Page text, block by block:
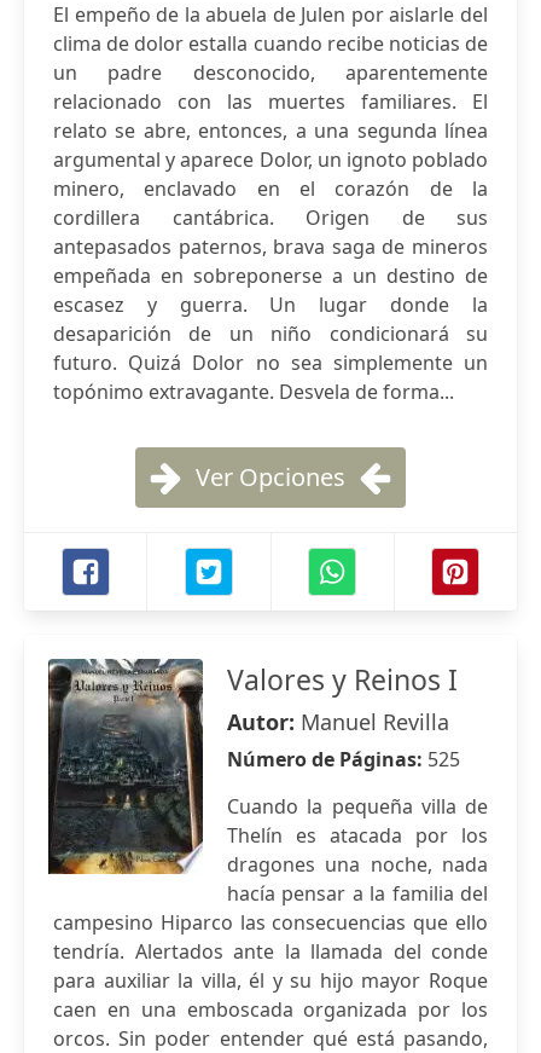
El empeño de la abuela de Julen por aislarle del
clima de dolor estalla cuando recibe noticias de
un padre desconocido, aparentemente
relacionado con las muertes familiares. El
relato se abre, entonces, a una segunda línea
argumental y aparece Dolor, un ignoto poblado
minero, enclavado en el corazón de la
cordillera cantábrica. Origen de sus
antepasados paternos, brava saga de mineros
empeñada en sobreponerse a un destino de
escasez y guerra. Un lugar donde la
desaparición de un niño condicionará su
futuro. Quizá Dolor no sea simplemente un
topónimo extravagante. Desvela de forma...
Ver Opciones
Valores y Reinos I
Autor: Manuel Revilla
Número de Páginas: 525
Cuando la pequeña villa de
Thelín es atacada por los
dragones una noche, nada
hacía pensar a la familia del
campesino Hiparco las consecuencias que ello
tendría. Alertados ante la llamada del conde
para auxiliar la villa, él y su hijo mayor Roque
caen en una emboscada organizada por los
orcos. Sin poder entender qué está pasando,